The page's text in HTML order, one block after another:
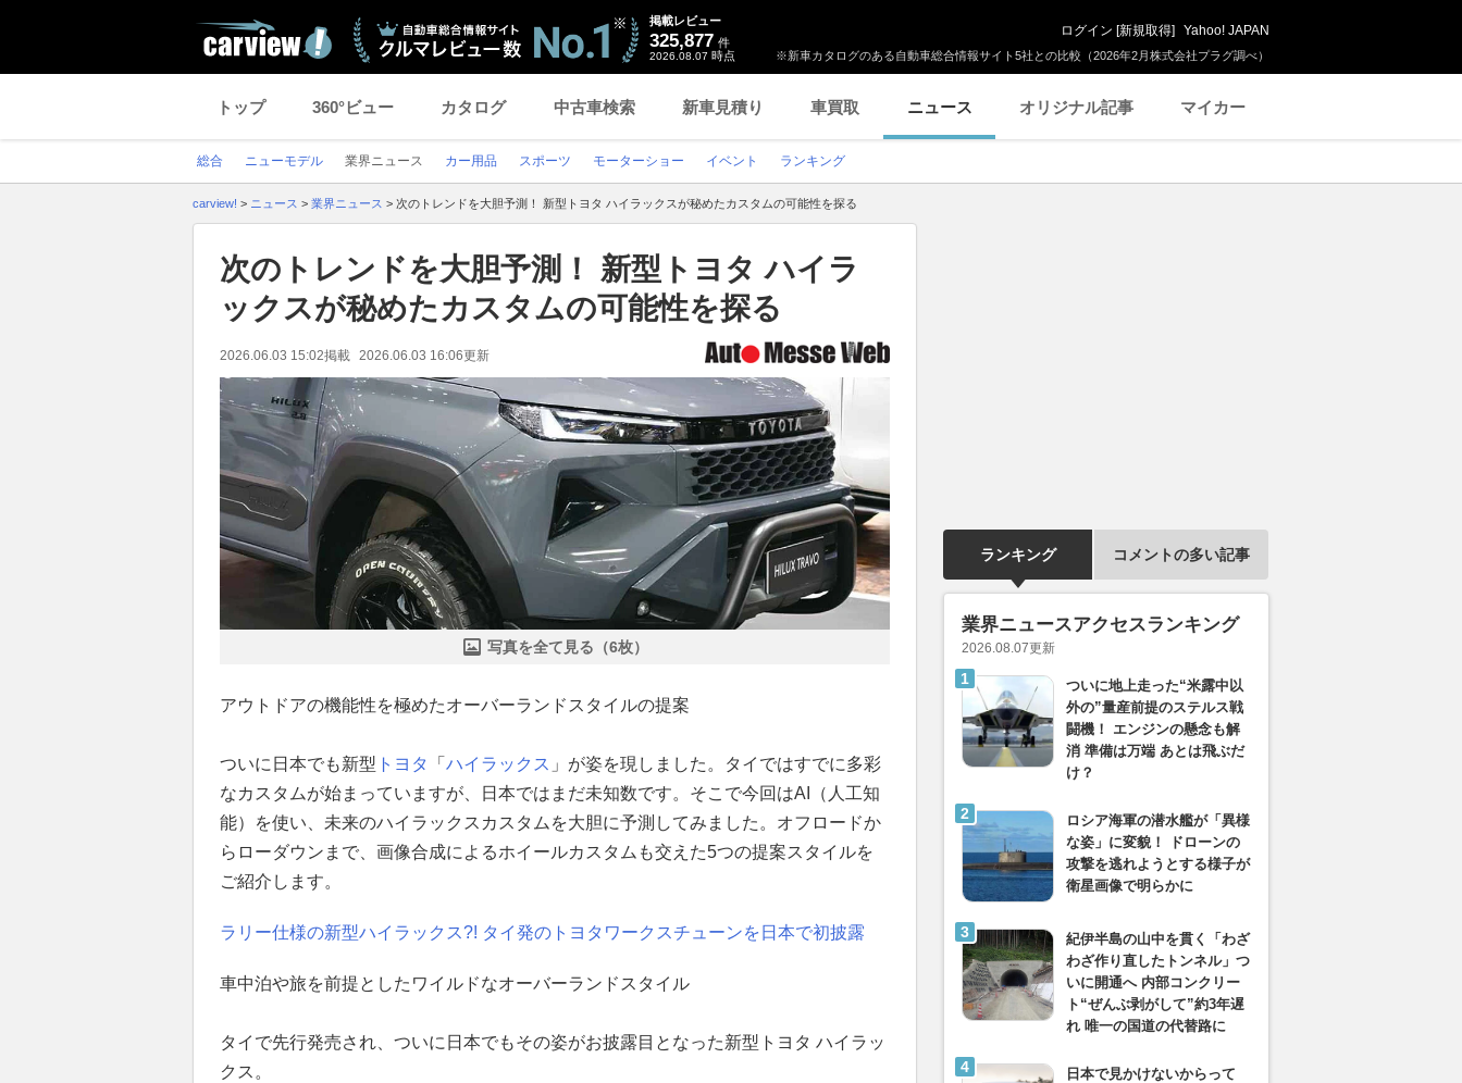
※新車カタログのある自動車総合情報サイト5社との比較（2026年2月株式会社プラグ調べ）
掲載レビュー
325,877 件
2026.08.07 時点
ログイン [新規取得] Yahoo! JAPAN
トップ 360°ビュー カタログ 中古車検索 新車見積り 車買取 ニュース オリジナル記事 マイカー
総合 ニューモデル 業界ニュース カー用品 スポーツ モーターショー イベント ランキング
carview! > ニュース > 業界ニュース > 次のトレンドを大胆予測！ 新型トヨタ ハイラックスが秘めたカスタムの可能性を探る
次のトレンドを大胆予測！ 新型トヨタ ハイラ
ックスが秘めたカスタムの可能性を探る
2026.06.03 15:02掲載 2026.06.03 16:06更新
写真を全て見る（6枚）
アウトドアの機能性を極めたオーバーランドスタイルの提案
ついに日本でも新型 トヨタ 「 ハイラックス 」が姿を現しました。タイではすでに多彩
なカスタムが始まっていますが、日本ではまだ未知数です。そこで今回はAI（人工知
能）を使い、未来のハイラックスカスタムを大胆に予測してみました。オフロードか
らローダウンまで、画像合成によるホイールカスタムも交えた5つの提案スタイルを
ご紹介します。
ラリー仕様の新型ハイラックス?! タイ発のトヨタワークスチューンを日本で初披露
車中泊や旅を前提としたワイルドなオーバーランドスタイル
タイで先行発売され、ついに日本でもその姿がお披露目となった新型トヨタ ハイラッ
クス。
ランキング コメントの多い記事
業界ニュースアクセスランキング
2026.08.07更新
ついに地上走った“米露中以
外の”量産前提のステルス戦
闘機！ エンジンの懸念も解
消 準備は万端 あとは飛ぶだ
け？
ロシア海軍の潜水艦が「異様
な姿」に変貌！ ドローンの
攻撃を逃れようとする様子が
衛星画像で明らかに
紀伊半島の山中を貫く「わざ
わざ作り直したトンネル」つ
いに開通へ 内部コンクリー
ト“ぜんぶ剥がして”約3年遅
れ 唯一の国道の代替路に
日本で見かけないからって